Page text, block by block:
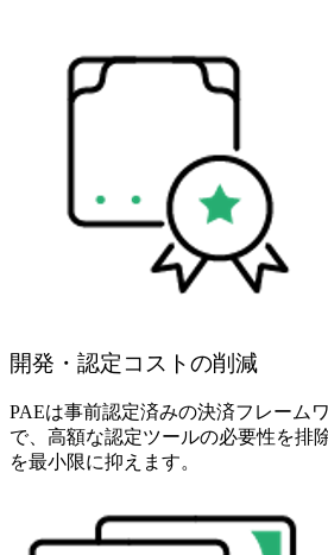
開発・認定コストの削減
PAEは事前認定済みの決済フレーム
で、高額な認定ツールの必要性を排
を最小限に抑えます。